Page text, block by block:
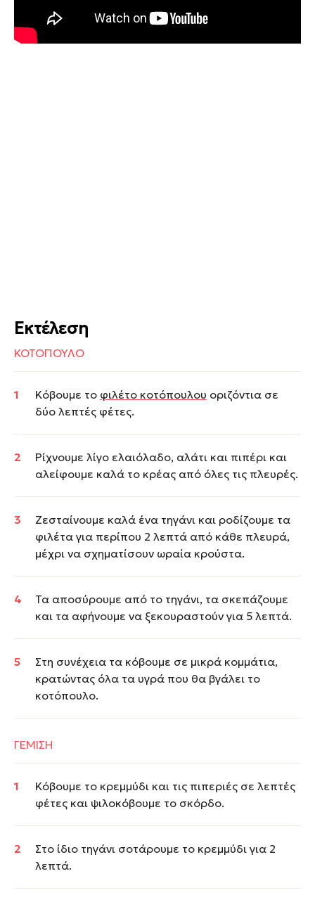
Εκτέλεση
ΚΟΤΟΠΟΥΛΟ
Κόβουμε το φιλέτο κοτόπουλου οριζόντια σε
δύο λεπτές φέτες.
Ρίχνουμε λίγο ελαιόλαδο, αλάτι και πιπέρι και
αλείφουμε καλά το κρέας από όλες τις πλευρές.
Ζεσταίνουμε καλά ένα τηγάνι και ροδίζουμε τα
φιλέτα για περίπου 2 λεπτά από κάθε πλευρά,
μέχρι να σχηματίσουν ωραία κρούστα.
Τα αποσύρουμε από το τηγάνι, τα σκεπάζουμε
και τα αφήνουμε να ξεκουραστούν για 5 λεπτά.
Στη συνέχεια τα κόβουμε σε μικρά κομμάτια,
κρατώντας όλα τα υγρά που θα βγάλει το
κοτόπουλο.
ΓΕΜΙΣΗ
Κόβουμε το κρεμμύδι και τις πιπεριές σε λεπτές
φέτες και ψιλοκόβουμε το σκόρδο.
Στο ίδιο τηγάνι σοτάρουμε το κρεμμύδι για 2
λεπτά.